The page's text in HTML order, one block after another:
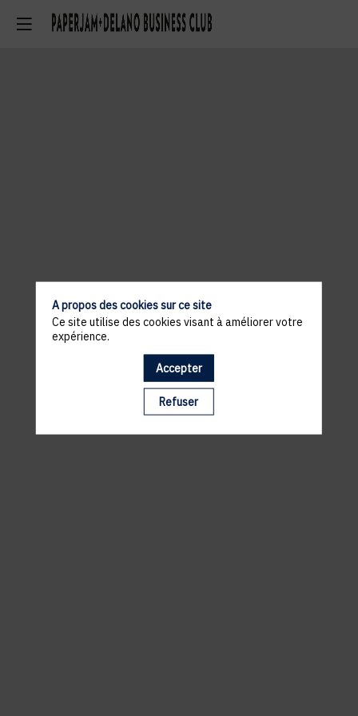
Il manque du contenu : rafraichissez votre navigateur
A propos des cookies sur ce site
Ce site utilise des cookies visant à améliorer votre
expérience.
Accepter
Refuser